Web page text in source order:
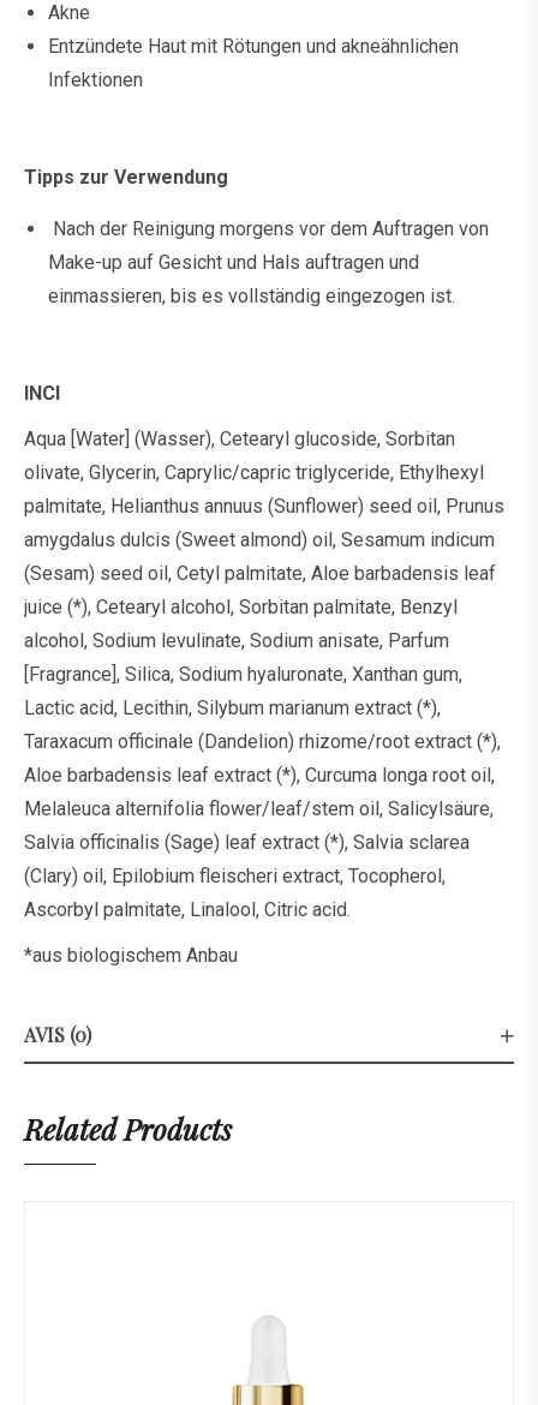
Akne
Entzündete Haut mit Rötungen und akneähnlichen
Infektionen
Tipps zur Verwendung
Nach der Reinigung morgens vor dem Auftragen von
Make-up auf Gesicht und Hals auftragen und
einmassieren, bis es vollständig eingezogen ist.
INCI
Aqua [Water] (Wasser), Cetearyl glucoside, Sorbitan
olivate, Glycerin, Caprylic/capric triglyceride, Ethylhexyl
palmitate, Helianthus annuus (Sunflower) seed oil, Prunus
amygdalus dulcis (Sweet almond) oil, Sesamum indicum
(Sesam) seed oil, Cetyl palmitate, Aloe barbadensis leaf
juice (*), Cetearyl alcohol, Sorbitan palmitate, Benzyl
alcohol, Sodium levulinate, Sodium anisate, Parfum
[Fragrance], Silica, Sodium hyaluronate, Xanthan gum,
Lactic acid, Lecithin, Silybum marianum extract (*),
Taraxacum officinale (Dandelion) rhizome/root extract (*),
Aloe barbadensis leaf extract (*), Curcuma longa root oil,
Melaleuca alternifolia flower/leaf/stem oil, Salicylsäure,
Salvia officinalis (Sage) leaf extract (*), Salvia sclarea
(Clary) oil, Epilobium fleischeri extract, Tocopherol,
Ascorbyl palmitate, Linalool, Citric acid.
*aus biologischem Anbau
AVIS (0)
Related Products